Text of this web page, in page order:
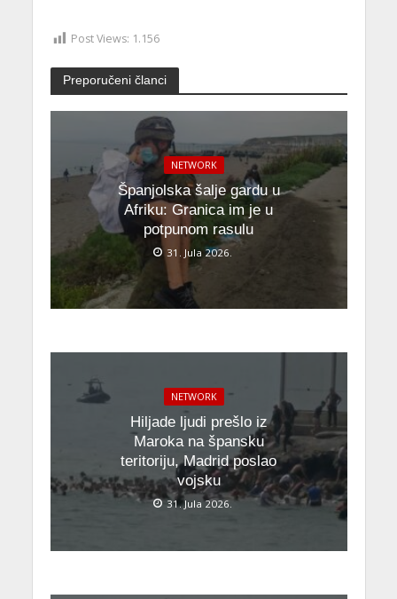
Post Views: 1.156
Preporučeni članci
NETWORK
Španjolska šalje gardu u
Afriku: Granica im je u
potpunom rasulu
31. Jula 2026.
NETWORK
Hiljade ljudi prešlo iz
Maroka na špansku
teritoriju, Madrid poslao
vojsku
31. Jula 2026.